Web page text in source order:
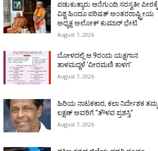
ಪಡುಕುತ್ಯಾರು ಆನೆಗುಂದಿ ಸರಸ್ವತೀ ಪೀಠಕ್ಕೆ
ವಿಶ್ವ ಹಿಂದೂ ಪರಿಷತ್ ಅಂತರರಾಷ್ಟ್ರೀಯ
ಅಧ್ಯಕ್ಷ ಅಲೋಕ್ ಕುಮಾರ್ ಭೇಟಿ
August 7, 2026
ಬೋಳದಲ್ಲಿ ಆ.9ರಂದು ಯಕ್ಷಗಾನ
ತಾಳಮದ್ದಳೆ ‘ವೀರಮಣಿ ಕಾಳಗ’
August 7, 2026
ಹಿರಿಯ ನಾಟಕಕಾರ, ಕಲಾ ನಿರ್ದೇಶಕ ತಮ್ಮ
ಲಕ್ಷಣ್ ಅವರಿಗೆ “ತೌಳವ ಪ್ರಶಸ್ತಿ”
August 7, 2026